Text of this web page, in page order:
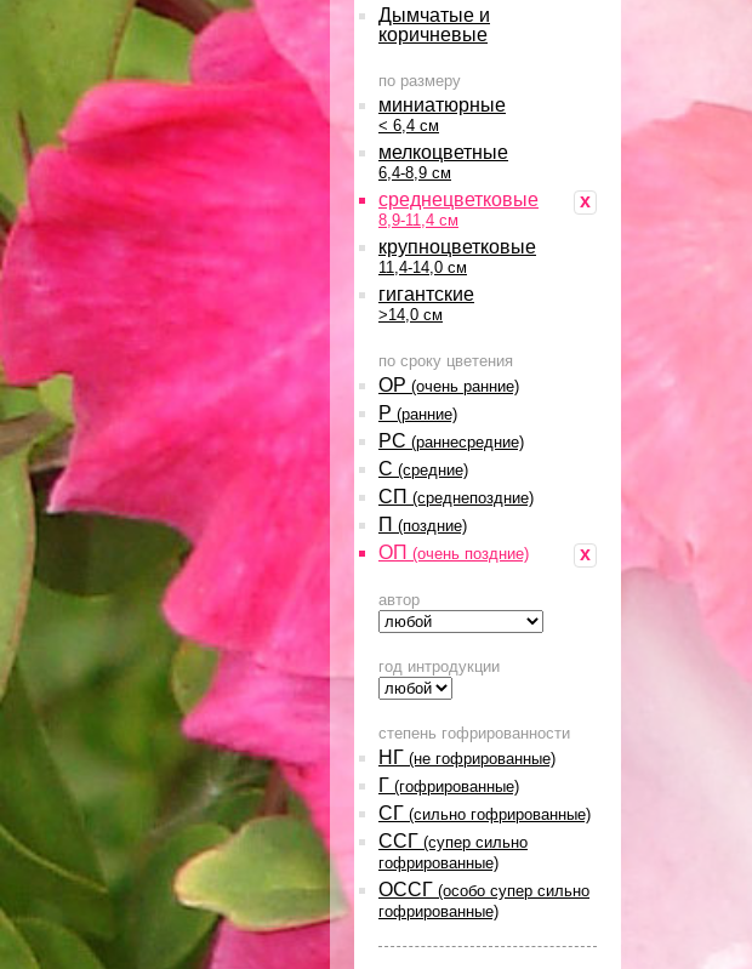
Дымчатые и
коричневые
по размеру
миниатюрные
< 6,4 см
мелкоцветные
6,4-8,9 см
x
среднецветковые
8,9-11,4 см
крупноцветковые
11,4-14,0 см
гигантские
>14,0 см
по сроку цветения
ОР (очень ранние)
Р (ранние)
РС (раннесредние)
С (средние)
СП (среднепоздние)
П (поздние)
x
ОП (очень поздние)
автор
год интродукции
степень гофрированности
НГ (не гофрированные)
Г (гофрированные)
СГ (сильно гофрированные)
ССГ (супер сильно
гофрированные)
ОССГ (особо супер сильно
гофрированные)